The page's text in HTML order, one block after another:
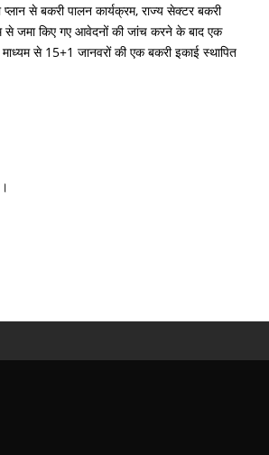
से बकरी पालन कार्यक्रम, राज्य सेक्टर बकरी
से जमा किए गए आवेदनों की जांच करने के बाद एक
से 15+1 जानवरों की एक बकरी इकाई स्थापित